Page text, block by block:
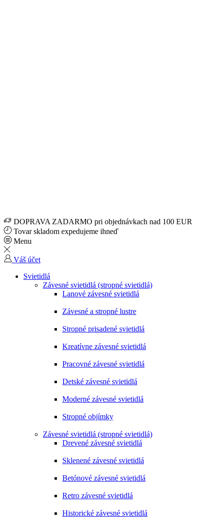
DOPRAVA ZADARMO pri objednávkach nad 100 EUR
Tovar skladom expedujeme ihneď
Menu
Váš účet
Svietidlá
Závesné svietidlá (stropné svietidlá)
Lanové závesné svietidlá
Závesné a stropné lustre
Stropné prisadené svietidlá
Kreatívne závesné svietidlá
Pracovné závesné svietidlá
Detské závesné svietidlá
Moderné závesné svietidlá
Stropné objímky
Závesné svietidlá (stropné svietidlá)
Drevené závesné svietidlá
Sklenené závesné svietidlá
Betónové závesné svietidlá
Retro závesné svietidlá
Historické závesné svietidlá